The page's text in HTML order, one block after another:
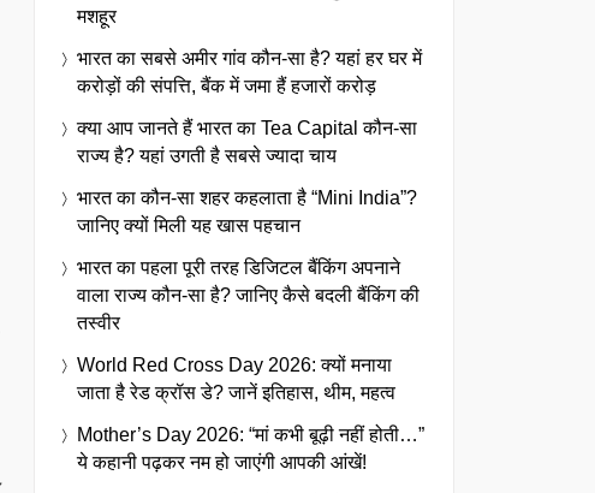
मशहूर
भारत का सबसे अमीर गांव कौन-सा है? यहां हर घर में
करोड़ों की संपत्ति, बैंक में जमा हैं हजारों करोड़
क्या आप जानते हैं भारत का Tea Capital कौन-सा
राज्य है? यहां उगती है सबसे ज्यादा चाय
भारत का कौन-सा शहर कहलाता है “Mini India”?
जानिए क्यों मिली यह खास पहचान
भारत का पहला पूरी तरह डिजिटल बैंकिंग अपनाने
वाला राज्य कौन-सा है? जानिए कैसे बदली बैंकिंग की
तस्वीर
World Red Cross Day 2026: क्यों मनाया
जाता है रेड क्रॉस डे? जानें इतिहास, थीम, महत्व
Mother’s Day 2026: “मां कभी बूढ़ी नहीं होती…”
ये कहानी पढ़कर नम हो जाएंगी आपकी आंखें!